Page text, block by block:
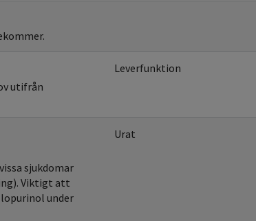
Leverfunktion
utifrån
Urat
sjukdomar
Viktigt att
under